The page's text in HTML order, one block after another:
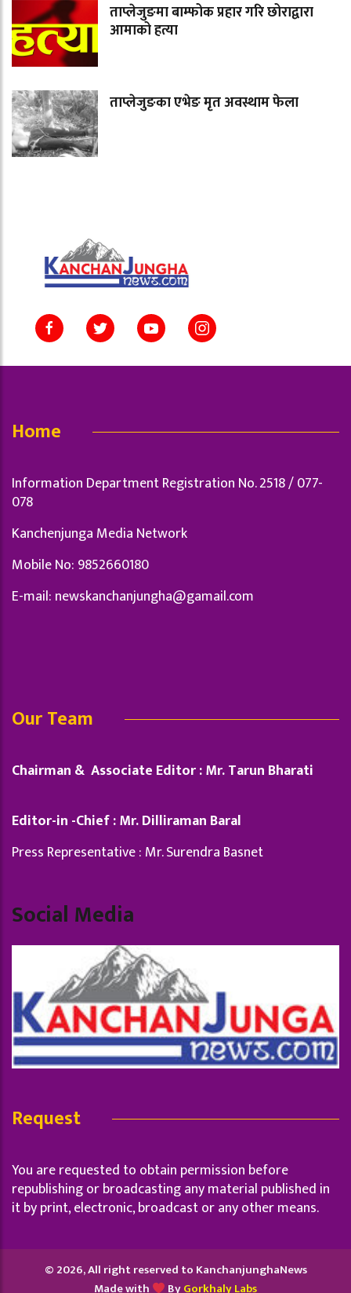
ताप्लेजुङमा बाम्फोक प्रहार गरि छोराद्वारा
आमाको हत्या
ताप्लेजुङका एभेङ मृत अवस्थाम फेला
Home
Information Department Registration No. 2518 / 077-
078
Kanchenjunga Media Network
Mobile No: 9852660180
E-mail: newskanchanjungha@gamail.com
Our Team
Chairman & Associate Editor : Mr. Tarun Bharati
Editor-in -Chief : Mr. Dilliraman Baral
Press Representative : Mr. Surendra Basnet
Social Media
Request
You are requested to obtain permission before
republishing or broadcasting any material published in
it by print, electronic, broadcast or any other means.
© 2026, All right reserved to KanchanjunghaNews
Made with
ByGorkhaly Labs